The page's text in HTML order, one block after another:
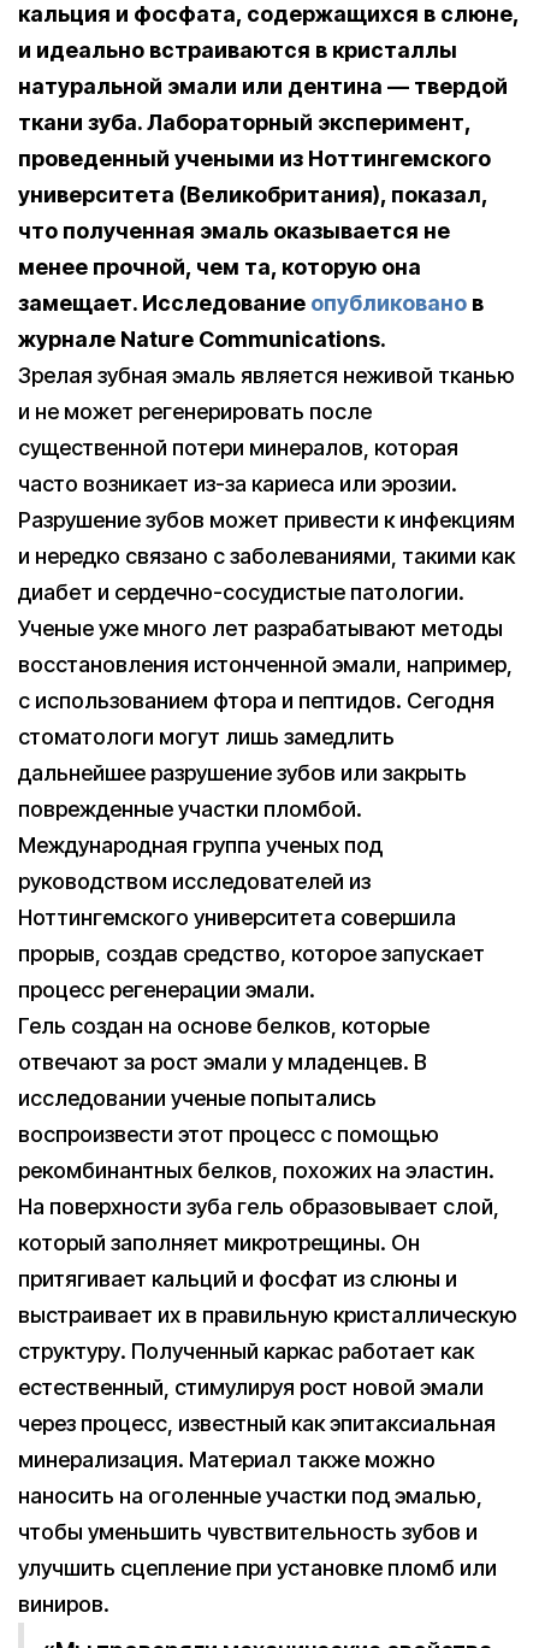
кальция и фосфата, содержащихся в слюне,
и идеально встраиваются в кристаллы
натуральной эмали или дентина — твердой
ткани зуба. Лабораторный эксперимент,
проведенный учеными из Ноттингемского
университета (Великобритания), показал,
что полученная эмаль оказывается не
менее прочной, чем та, которую она
замещает. Исследование опубликовано в
журнале Nature Communications.
Зрелая зубная эмаль является неживой тканью
и не может регенерировать после
существенной потери минералов, которая
часто возникает из-за кариеса или эрозии.
Разрушение зубов может привести к инфекциям
и нередко связано с заболеваниями, такими как
диабет и сердечно-сосудистые патологии.
Ученые уже много лет разрабатывают методы
восстановления истонченной эмали, например,
с использованием фтора и пептидов. Сегодня
стоматологи могут лишь замедлить
дальнейшее разрушение зубов или закрыть
поврежденные участки пломбой.
Международная группа ученых под
руководством исследователей из
Ноттингемского университета совершила
прорыв, создав средство, которое запускает
процесс регенерации эмали.
Гель создан на основе белков, которые
отвечают за рост эмали у младенцев. В
исследовании ученые попытались
воспроизвести этот процесс с помощью
рекомбинантных белков, похожих на эластин.
На поверхности зуба гель образовывает слой,
который заполняет микротрещины. Он
притягивает кальций и фосфат из слюны и
выстраивает их в правильную кристаллическую
структуру. Полученный каркас работает как
естественный, стимулируя рост новой эмали
через процесс, известный как эпитаксиальная
минерализация. Материал также можно
наносить на оголенные участки под эмалью,
чтобы уменьшить чувствительность зубов и
улучшить сцепление при установке пломб или
виниров.